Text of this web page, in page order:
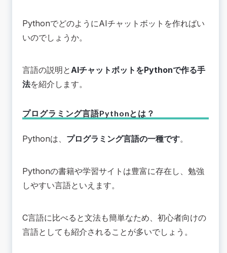
PythonでどのようにAIチャットボットを作ればい
いのでしょうか。
言語の説明と AIチャットボットをPythonで作る手
法を紹介します。
プログラミング言語Pythonとは？
Pythonは、 プログラミング言語の一種です。
Pythonの書籍や学習サイトは豊富に存在し、勉強
しやすい言語といえます。
C言語に比べると文法も簡単なため、初心者向けの
言語としても紹介されることが多いでしょう。